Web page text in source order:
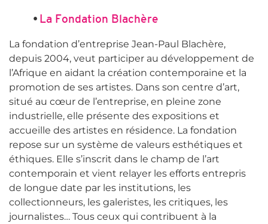
• La Fondation Blachère
La fondation d’entreprise Jean-Paul Blachère,
depuis 2004, veut participer au développement de
l’Afrique en aidant la création contemporaine et la
promotion de ses artistes. Dans son centre d’art,
situé au cœur de l’entreprise, en pleine zone
industrielle, elle présente des expositions et
accueille des artistes en résidence. La fondation
repose sur un système de valeurs esthétiques et
éthiques. Elle s’inscrit dans le champ de l’art
contemporain et vient relayer les efforts entrepris
de longue date par les institutions, les
collectionneurs, les galeristes, les critiques, les
journalistes… Tous ceux qui contribuent à la